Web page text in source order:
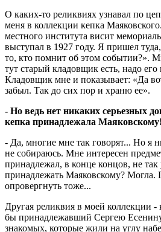
О каких-то реликвиях узнавал по
меня в коллекции кепка
местного института висит
выступал в 1927 году. Я пришел
то, кто помнит об этом событии?».
тут старый кладовщик есть, надо
Кладовщик мне и показывает: «Да
забыл. Так до сих пор и храню ее».
- Но ведь нет никаких серьезных
кепка принадлежала Маяковскому!
- Да, многие мне так говорят... Но я
не собираюсь. Мне интересен
принадлежал, в конце концов, не
принадлежать Маяковскому? Могла.
опровергнуть тоже...
Другая реликвия в моей коллекции
бы принадлежавший Сергею
знакомых, которые жили на углу